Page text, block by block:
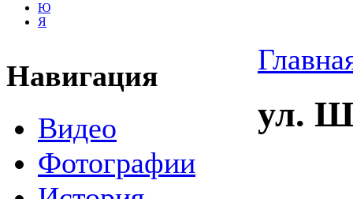
Ю
Я
Навигация
Видео
Фотографии
ул.